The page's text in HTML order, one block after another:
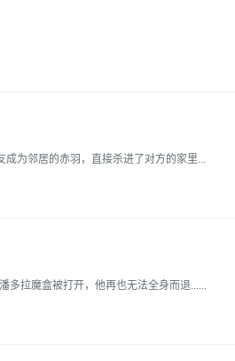
成为邻居的赤羽，直接杀进了对方的家里...
多拉魔盒被打开，他再也无法全身而退......